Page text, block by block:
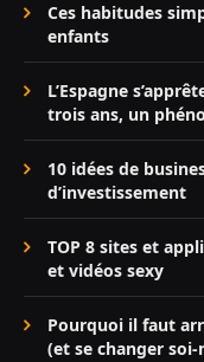
Ces habitudes
enfants
L’Espagne
trois ans, un
10 idées de
d’investissement
TOP 8 sites et
et vidéos sexy
Pourquoi il faut
(et se changer